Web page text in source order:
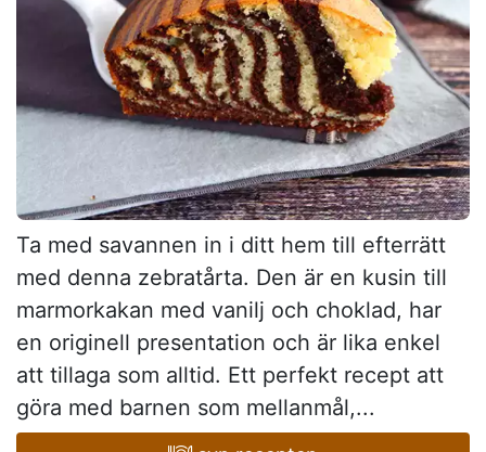
Ta med savannen in i ditt hem till efterrätt
med denna zebratårta. Den är en kusin till
marmorkakan med vanilj och choklad, har
en originell presentation och är lika enkel
att tillaga som alltid. Ett perfekt recept att
göra med barnen som mellanmål,...